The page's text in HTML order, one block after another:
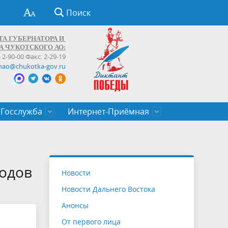
Поиск
ГУБЕРНАТОРА И
ЧУКОТСКОГО АО:
2-90-00 Факс: 2-29-19
gov.ru
Госслужба
служащих Чукотского автономного
Интернет-Приёмная
Новости
Новости Дальнего Востока
Анонсы
От первого лица